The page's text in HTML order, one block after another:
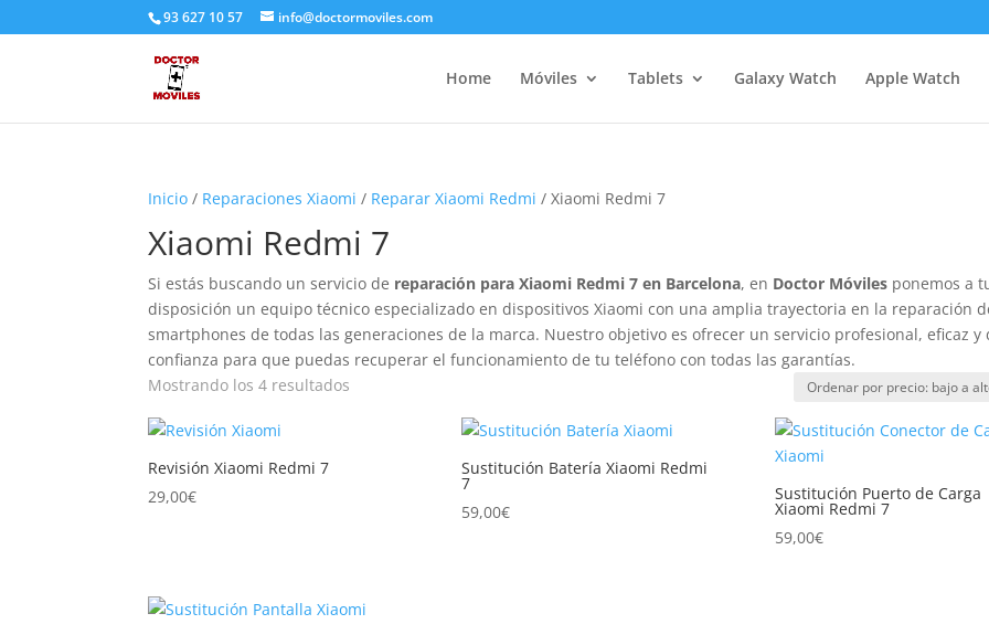
93 627 10 57 info@doctormoviles.com
Home Móviles Tablets Galaxy Watch Apple Watch
Inicio / Reparaciones Xiaomi / Reparar Xiaomi Redmi / Xiaomi Redmi 7
Xiaomi Redmi 7
Si estás buscando un servicio de reparación para Xiaomi Redmi 7 en Barcelona, en Doctor Móviles ponemos a
disposición un equipo técnico especializado en dispositivos Xiaomi con una amplia trayectoria en la reparación
smartphones de todas las generaciones de la marca. Nuestro objetivo es ofrecer un servicio profesional, eficaz y
confianza para que puedas recuperar el funcionamiento de tu teléfono con todas las garantías.
Mostrando los 4 resultados
Revisión Xiaomi Redmi 7
29,00€
Sustitución Batería Xiaomi Redmi
7
59,00€
Sustitución Puerto de Carga
Xiaomi Redmi 7
59,00€